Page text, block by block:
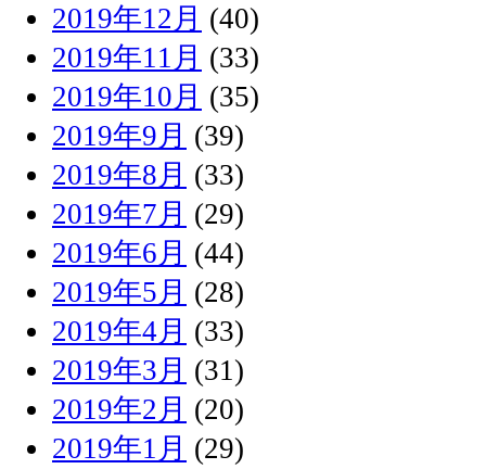
2019年12月 (40)
2019年11月 (33)
2019年10月 (35)
2019年9月 (39)
2019年8月 (33)
2019年7月 (29)
2019年6月 (44)
2019年5月 (28)
2019年4月 (33)
2019年3月 (31)
2019年2月 (20)
2019年1月 (29)